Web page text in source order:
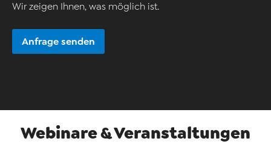
Wir zeigen Ihnen, was möglich ist.
Anfrage senden
Webinare & Veranstaltungen